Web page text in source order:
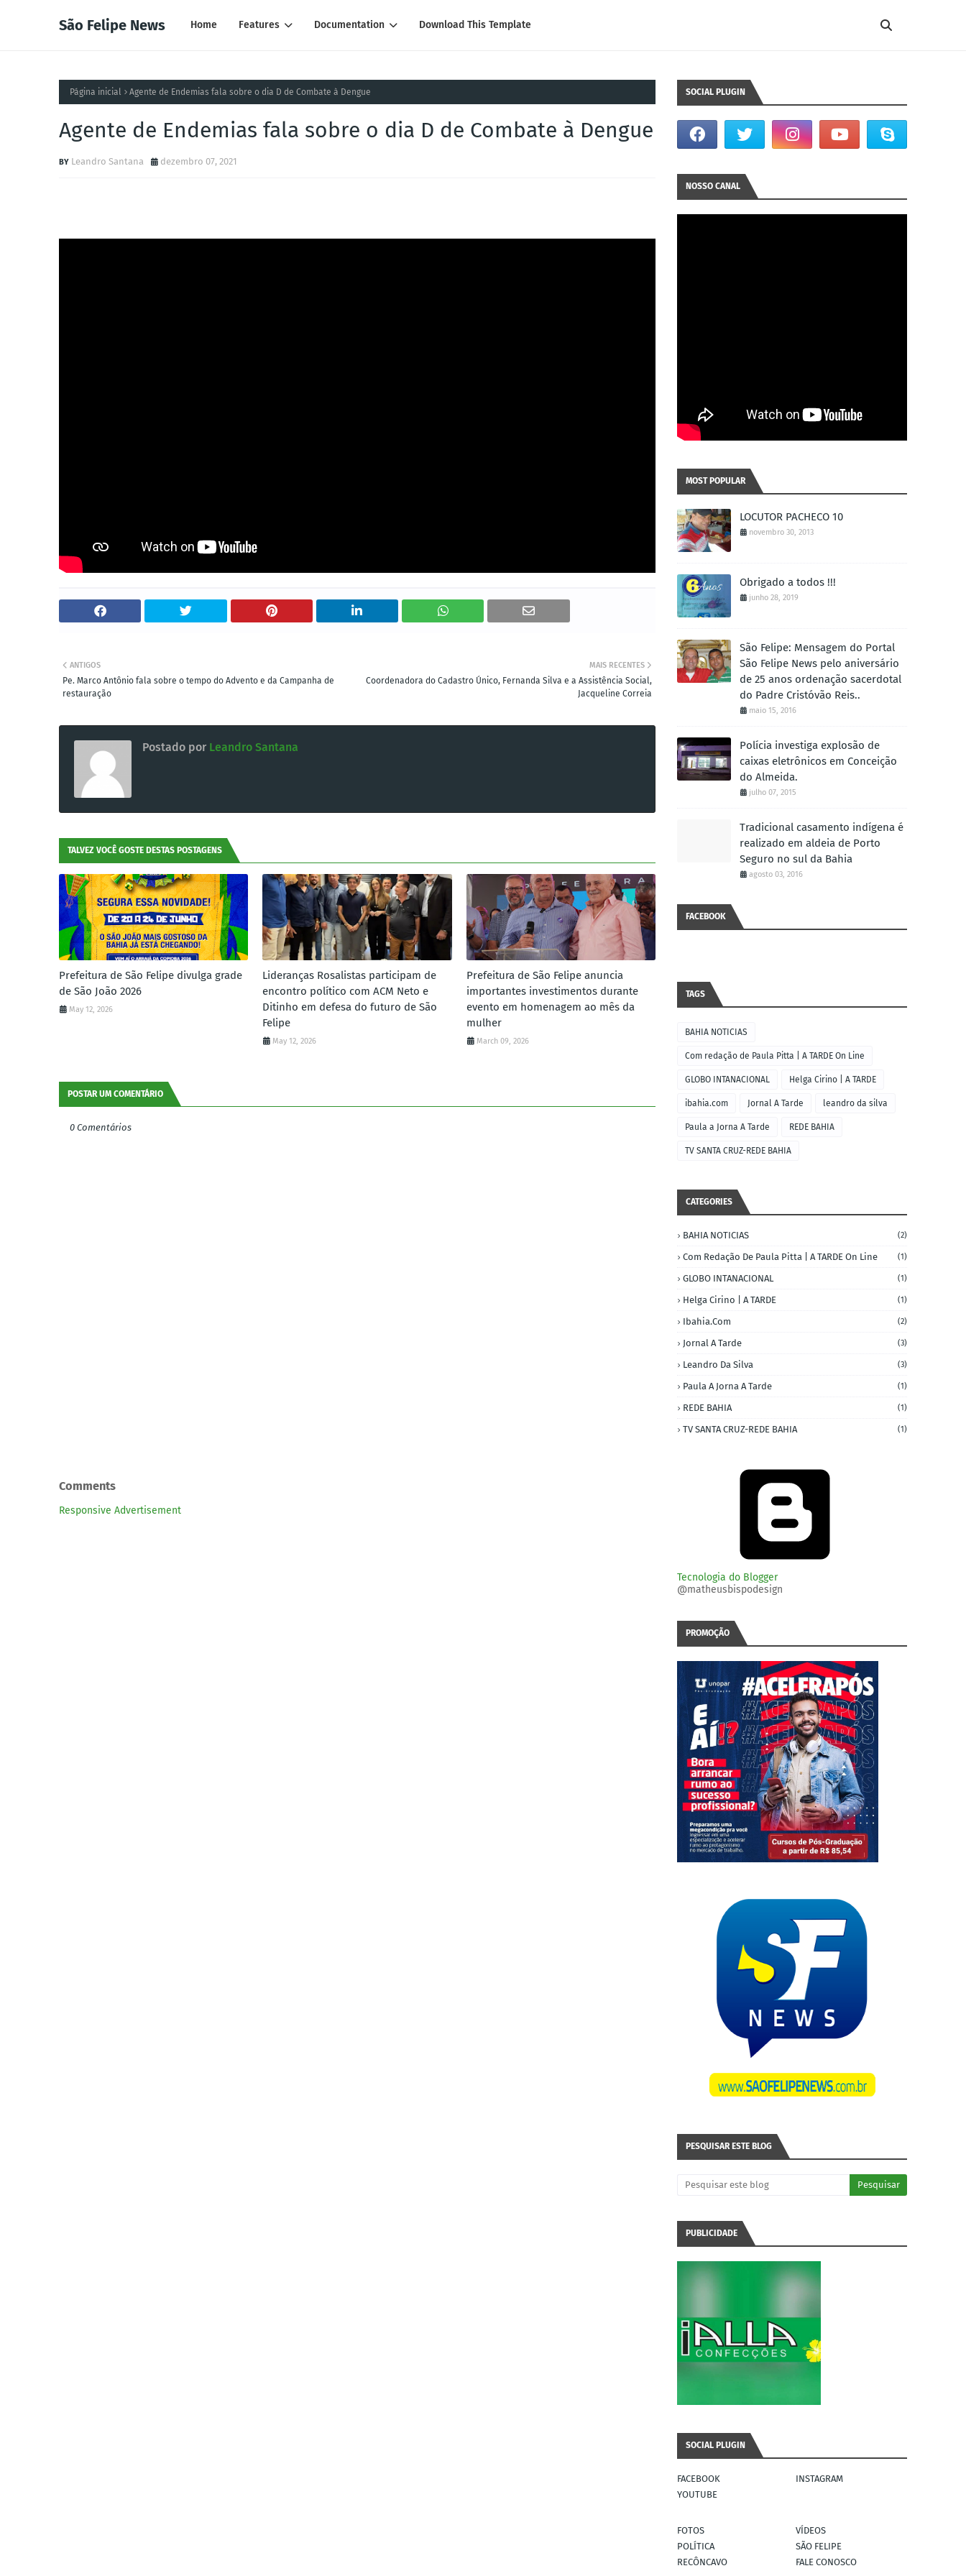
São Felipe News Home Features Documentation Download This Template
Página inicial Agente de Endemias fala sobre o dia D de Combate à Dengue
Agente de Endemias fala sobre o dia D de Combate à Dengue
Leandro Santana dezembro 07, 2021
MAIS RECENTES
Coordenadora do Cadastro Único, Fernanda Silva e a Assistência Social,
Jacqueline Correia
ANTIGOS
Pe. Marco Antônio fala sobre o tempo do Advento e da Campanha de
restauração
Postado por Leandro Santana
TALVEZ VOCÊ GOSTE DESTAS POSTAGENS
Prefeitura de São Felipe divulga grade
de São João 2026
May 12, 2026
Lideranças Rosalistas participam de
encontro político com ACM Neto e
Ditinho em defesa do futuro de São
Felipe
May 12, 2026
Prefeitura de São Felipe anuncia
importantes investimentos durante
evento em homenagem ao mês da
mulher
March 09, 2026
POSTAR UM COMENTÁRIO
0 Comentários
Comments
Responsive Advertisement
SOCIAL PLUGIN
NOSSO CANAL
MOST POPULAR
LOCUTOR PACHECO 10
novembro 30, 2013
Obrigado a todos !!!
junho 28, 2019
São Felipe: Mensagem do Portal
São Felipe News pelo aniversário
de 25 anos ordenação sacerdotal
do Padre Cristóvão Reis..
maio 15, 2016
Polícia investiga explosão de
caixas eletrônicos em Conceição
do Almeida.
julho 07, 2015
Tradicional casamento indígena é
realizado em aldeia de Porto
Seguro no sul da Bahia
agosto 03, 2016
FACEBOOK
TAGS
BAHIA NOTICIAS
Com redação de Paula Pitta | A TARDE On Line
GLOBO INTANACIONAL Helga Cirino | A TARDE
ibahia.com Jornal A Tarde leandro da silva
Paula a Jorna A Tarde REDE BAHIA
TV SANTA CRUZ-REDE BAHIA
CATEGORIES
BAHIA NOTICIAS (2)
Com Redação De Paula Pitta | A TARDE On Line (1)
GLOBO INTANACIONAL (1)
Helga Cirino | A TARDE (1)
Ibahia.com (2)
Jornal A Tarde (3)
Leandro Da Silva (3)
Paula A Jorna A Tarde (1)
REDE BAHIA (1)
TV SANTA CRUZ-REDE BAHIA (1)
Tecnologia do Blogger
@matheusbispodesign
PROMOÇÃO
PESQUISAR ESTE BLOG
PUBLICIDADE
SOCIAL PLUGIN
FACEBOOK
INSTAGRAM
YOUTUBE
FOTOS
VÍDEOS
POLÍTICA
SÃO FELIPE
RECÔNCAVO
FALE CONOSCO